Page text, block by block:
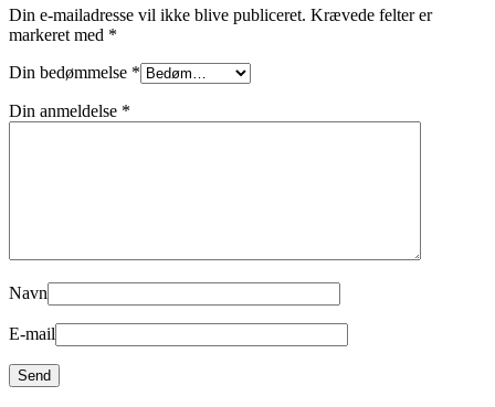
Din e-mailadresse vil ikke blive publiceret. Krævede felter er
markeret med *
Din bedømmelse *
Din anmeldelse *
Navn
E-mail